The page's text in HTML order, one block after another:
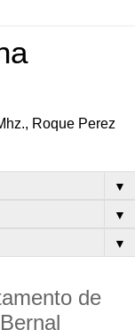
Roque Perez
▼
▼
▼
de